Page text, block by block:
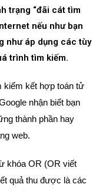
trạng “đãi cát tìm
nếu như bạn
như áp dụng các tùy
trình tìm kiếm.
kiếm kết hợp toán tử
nhận biết bạn
thành phần hay
web.
khóa OR (OR viết
quả thu được là các